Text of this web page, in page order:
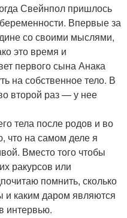
Свейнпол пришлось
Впервые за
со своими мыслями,
это время и
первого сына Анака
на собственное тело. В
второй раз — у нее
тела после родов и во
что на самом деле я
Вместо того чтобы
ракурсов или
помнить, сколько
и каким даром являются
интервью.